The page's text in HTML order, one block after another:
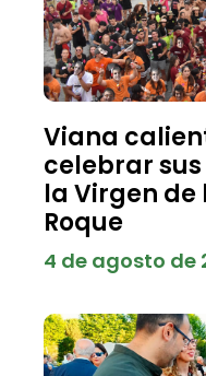
Viana
celebrar
la Virgen de
Roque
4 de agosto de